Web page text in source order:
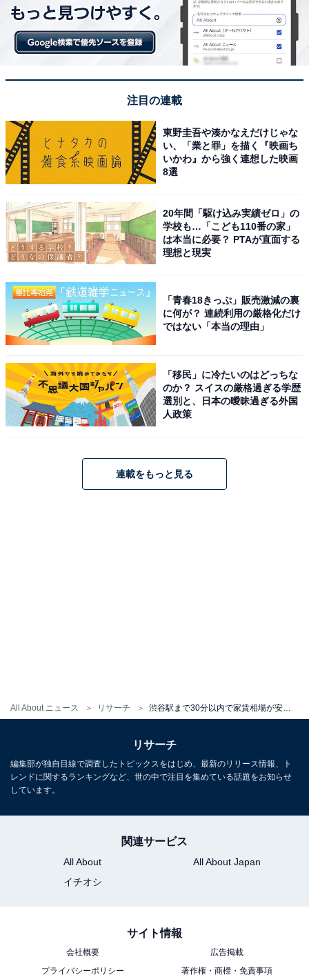
All About ニュース リサーチ
2位は小田急線の「読売ランド前駅」です。神奈川県川
崎市多摩区に位置する読売ランド前駅から渋谷駅まで
は、乗り換え2回で約30分、家賃相場は5.35万円です。
駅名が表す通り、「よみうりランド」までバスで10分ほ
どの距離にあります。
川崎市多摩区は南北を多摩川と多摩丘陵にはさまれた緑
豊かなエリアで、都心へのアクセスの良さは抜群。読売
ランド前駅で利用できる電車は準急と通勤準急、各駅停
車の3種類で、通常は約10分おき、通勤時間帯は平均約5
第1位は小田急線の「生田駅」で、家賃相場は5万円を切
注目の連載
東野圭吾や湊かなえだけじゃな
い、「業と罪」を描く『映画ち
いかわ』から強く連想した映画
8選
20年間「駆け込み実績ゼロ」の
学校も…「こども110番の家」
は本当に必要？ PTAが直面する
理想と現実
「青春18きっぷ」販売激減の裏
に何が？ 連続利用の厳格化だけ
ではない「本当の理由」
「移民」に冷たいのはどっちな
のか？ スイスの厳格過ぎる学歴
選別と、日本の曖昧過ぎる外国
人政策
連載をもっと見る
リサーチ
編集部が独自目線で調査したトピックスをはじめ、最新のリリース情報、ト
レンドに関するランキングなど、世の中で注目を集めている話題をお知らせ
しています。
関連サービス
All About
All About Japan
イチオシ
サイト情報
会社概要
広告掲載
プライバシーポリシー
著作権・商標・免責事項